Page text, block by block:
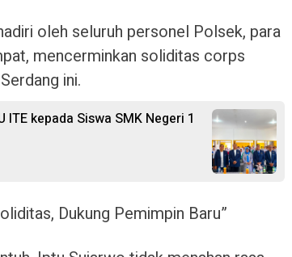
oleh seluruh personel Polsek, para
mencerminkan soliditas corps
ini.
kepada Siswa SMK Negeri 1
Dukung Pemimpin Baru”